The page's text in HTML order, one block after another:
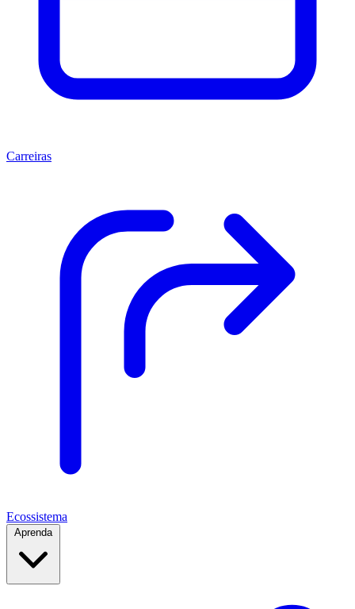
Carreiras
Ecossistema
Aprenda